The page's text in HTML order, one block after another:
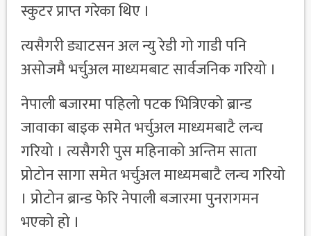
स्कुटर प्राप्त गरेका थिए ।
त्यसैगरी ड्याटसन अल न्यु रेडी गो गाडी पनि
असोजमै भर्चुअल माध्यमबाट सार्वजनिक गरियो ।
नेपाली बजारमा पहिलो पटक भित्रिएको ब्रान्ड
जावाका बाइक समेत भर्चुअल माध्यमबाटै लन्च
गरियो । त्यसैगरी पुस महिनाको अन्तिम साता
प्रोटोन सागा समेत भर्चुअल माध्यमबाटै लन्च गरियो
। प्रोटोन ब्रान्ड फेरि नेपाली बजारमा पुनरागमन
भएको हो ।